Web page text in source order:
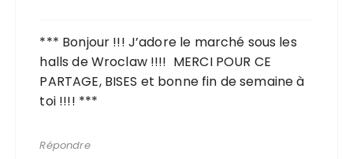
*** Bonjour !!! J’adore le marché sous les
halls de Wroclaw !!!! MERCI POUR CE
PARTAGE, BISES et bonne fin de semaine à
toi !!!! ***
Répondre